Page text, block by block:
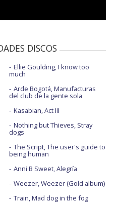
DISCOS
Ellie Goulding, I know too
much
Arde Bogotá, Manufacturas
del club de la gente sola
Kasabian, Act III
Nothing but Thieves, Stray
dogs
The Script, The user's guide to
being human
Anni B Sweet, Alegría
Weezer, Weezer (Gold album)
Train, Mad dog in the fog